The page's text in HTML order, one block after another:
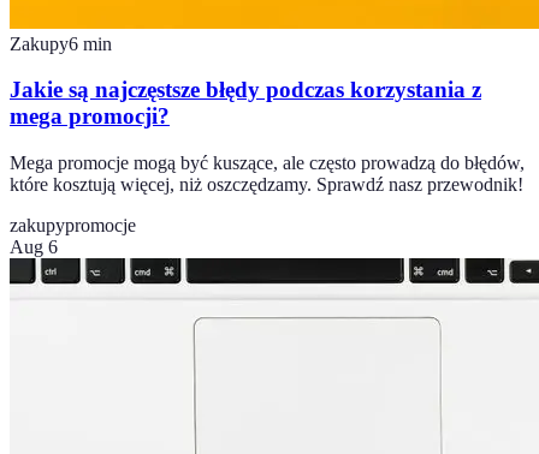
Zakupy6 min
Jakie są najczęstsze błędy podczas korzystania z
mega promocji?
Mega promocje mogą być kuszące, ale często prowadzą do błędów,
które kosztują więcej, niż oszczędzamy. Sprawdź nasz przewodnik!
zakupypromocje
Aug 6